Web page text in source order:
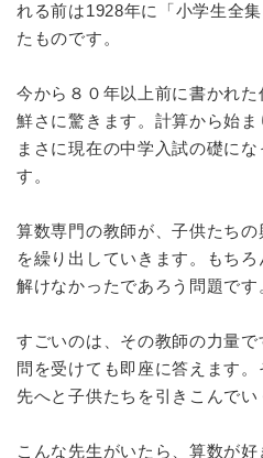
れる前は1928年に「小学生全
たものです。
今から８０年以上前に書かれ
鮮さに驚きます。計算から始ま
まさに現在の中学入試の礎に
す。
算数専門の教師が、子供たち
を繰り出していきます。もち
解けなかったであろう問題です
すごいのは、その教師の力量
問を受けても即座に答えます
先へと子供たちを引きこんでい
こんな先生がいたら、算数が